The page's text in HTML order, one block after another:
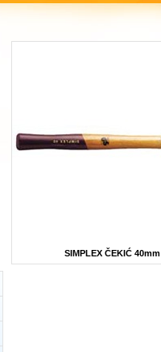
SIMPLEX ČEKIĆ 40mm